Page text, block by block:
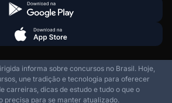
informa sobre concursos no Brasil. Hoje,
une tradição e tecnologia para oferecer
carreiras, dicas de estudo e tudo o que o
precisa para se manter atualizado.